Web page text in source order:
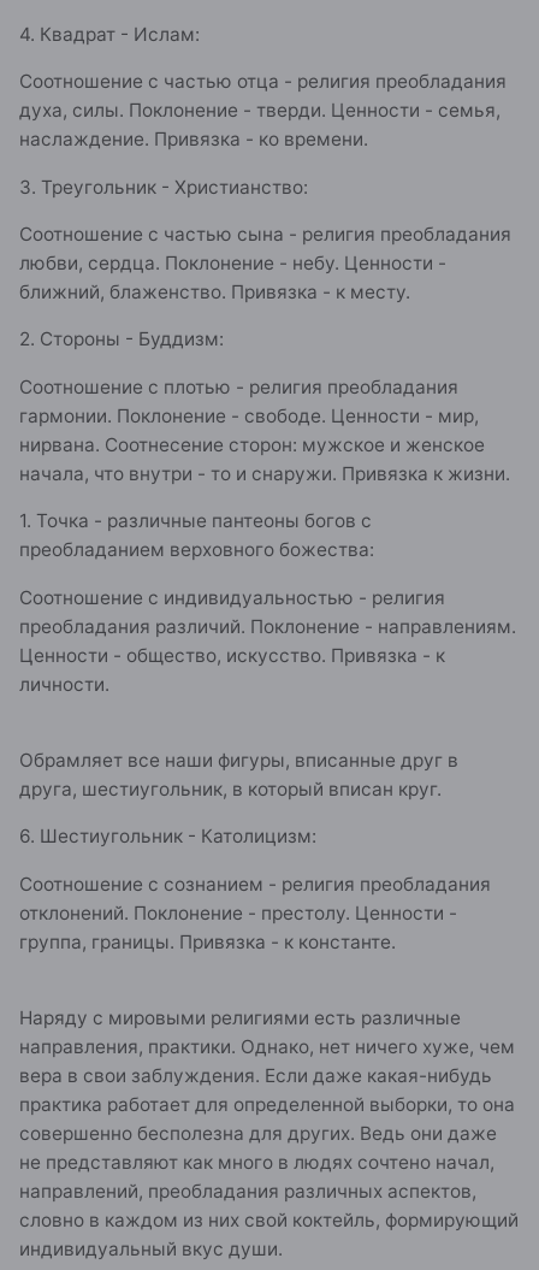
4. Квадрат - Ислам:
Соотношение с частью отца - религия преобладания
духа, силы. Поклонение - тверди. Ценности - семья,
наслаждение. Привязка - ко времени.
3. Треугольник - Христианство:
Соотношение с частью сына - религия преобладания
любви, сердца. Поклонение - небу. Ценности -
ближний, блаженство. Привязка - к месту.
2. Стороны - Буддизм:
Соотношение с плотью - религия преобладания
гармонии. Поклонение - свободе. Ценности - мир,
нирвана. Соотнесение сторон: мужское и женское
начала, что внутри - то и снаружи. Привязка к жизни.
1. Точка - различные пантеоны богов с
преобладанием верховного божества:
Соотношение с индивидуальностью - религия
преобладания различий. Поклонение - направлениям.
Ценности - общество, искусство. Привязка - к
личности.
Обрамляет все наши фигуры, вписанные друг в
друга, шестиугольник, в который вписан круг.
6. Шестиугольник - Католицизм:
Соотношение с сознанием - религия преобладания
отклонений. Поклонение - престолу. Ценности -
группа, границы. Привязка - к константе.
Наряду с мировыми религиями есть различные
направления, практики. Однако, нет ничего хуже, чем
вера в свои заблуждения. Если даже какая-нибудь
практика работает для определенной выборки, то она
совершенно бесполезна для других. Ведь они даже
не представляют как много в людях сочтено начал,
направлений, преобладания различных аспектов,
словно в каждом из них свой коктейль, формирующий
индивидуальный вкус души.